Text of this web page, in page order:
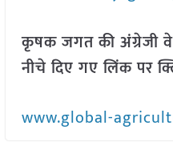
कृषक जगत की अंग्रेजी
नीचे दिए गए लिंक पर
www.global-